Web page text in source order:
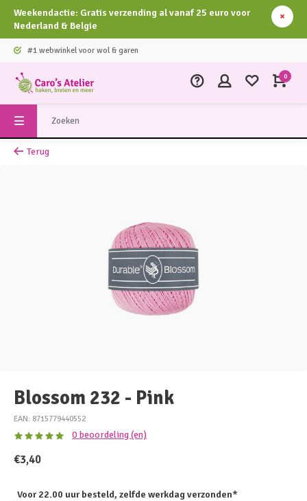
Weekendactie: Gratis verzending al vanaf 25 euro voor
Nederland & Belgie
#1 webwinkel voor wol & garen
0
Terug
Blossom 232 - Pink
EAN: 8715779440552
0 beoordeling (en)
€3,40
Voor 22.00 uur besteld, zelfde werkdag verzonden*